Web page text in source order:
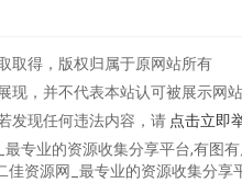
取得，版权归属于原网站所有
现，并不代表本站认可被展示网
发现任何违法内容，请 点击立即
专业的资源收集分享平台,有图
佳资源网_最专业的资源收集分